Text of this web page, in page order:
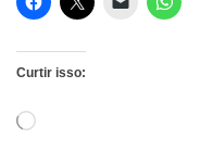
Curtir isso:
Carregando...